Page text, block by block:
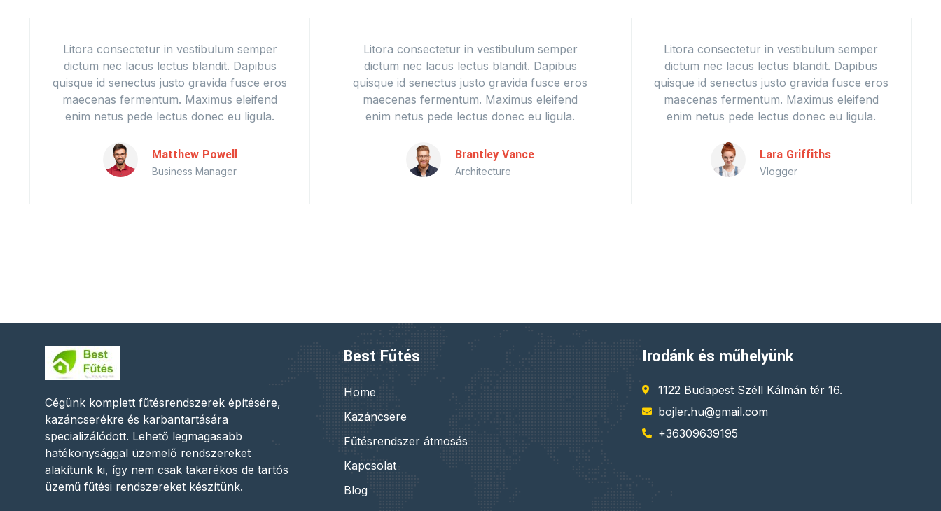
Litora consectetur in vestibulum semper
dictum nec lacus lectus blandit. Dapibus
quisque id senectus justo gravida fusce eros
maecenas fermentum. Maximus eleifend
enim netus pede lectus donec eu ligula.
Matthew Powell
Business Manager
Litora consectetur in vestibulum semper
dictum nec lacus lectus blandit. Dapibus
quisque id senectus justo gravida fusce eros
maecenas fermentum. Maximus eleifend
enim netus pede lectus donec eu ligula.
Brantley Vance
Architecture
Litora consectetur in vestibulum semper
dictum nec lacus lectus blandit. Dapibus
quisque id senectus justo gravida fusce eros
maecenas fermentum. Maximus eleifend
enim netus pede lectus donec eu ligula.
Lara Griffiths
Vlogger
Cégünk komplett fűtésrendszerek építésére,
kazáncserékre és karbantartására
specializálódott. Lehető legmagasabb
hatékonysággal üzemelő rendszereket
alakítunk ki, így nem csak takarékos de tartós
üzemű fűtési rendszereket készítünk.
Best Fűtés
Home
Kazáncsere
Fűtésrendszer átmosás
Kapcsolat
Blog
Irodánk és műhelyünk
1122 Budapest Széll Kálmán tér 16.
bojler.hu@gmail.com
+36309639195